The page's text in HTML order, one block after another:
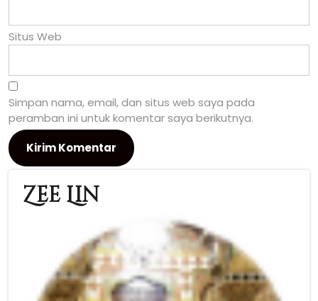
Situs Web
Simpan nama, email, dan situs web saya pada
peramban ini untuk komentar saya berikutnya.
Zee Lin